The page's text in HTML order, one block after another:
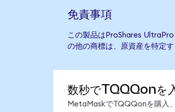
免責事項
この製品はProShares
の他の商標は、原資産を特定
数秒でTQQQonを
MetaMaskでTQQQonを購入